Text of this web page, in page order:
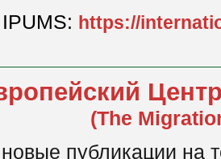
https://
(The
новые публикации на